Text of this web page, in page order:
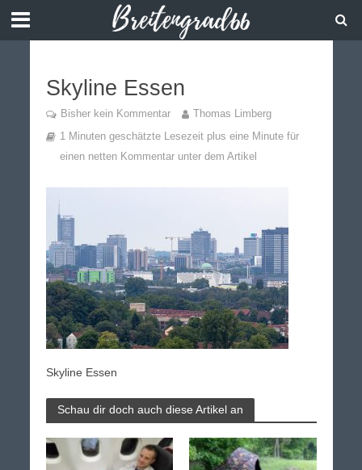
Skyline Essen
Bisher kein Kommentar
Thomas Limberg
1 Minuten geschätzte Lesezeit plus eine Minute für
einen netten Kommentar unter dem Artikel
Skyline Essen
Schau dir doch auch diese Artikel an